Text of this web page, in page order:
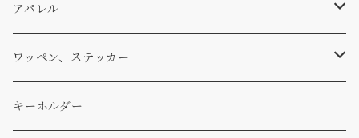
パーカー・トレーナー
アウター
コラボ
...mura
ヘルメット
小物
コーヒー
焚き火
ワッペン
小物
ワッペン
ステッカー
小物
アパレル
Tシャツ
キャップ、ニット
ワッペン、ステッカー
ワッペン
キーホルダー